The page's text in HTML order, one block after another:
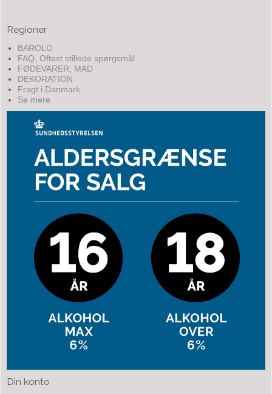
Regioner
BAROLO
FAQ, Oftest stillede spørgsmål
FØDEVARER, MAD
DEKORATION
Fragt i Danmark
Se mere
Din konto